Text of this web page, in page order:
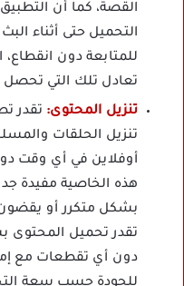
القصة، كما أن
التحميل حتى أثناء
للمتابعة دون انقطاع،
تعادل تلك التي
تنزيل المحتوى:
تنزيل الحلقات
أوفلاين في أي وقت دون
هذه الخاصية مفيدة
بشكل متكرر أو
تقدر تحميل المحتوى
دون أي تقطعات مع
للجودة حسب سعة